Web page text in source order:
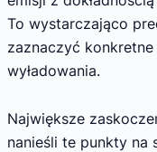
To wystarczająco
zaznaczyć
wyładowania.
Największe
nanieśli te punkty na